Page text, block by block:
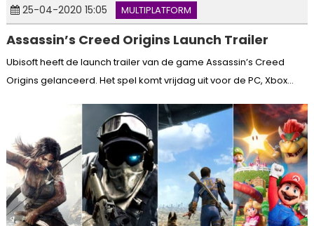
25-04-2020 15:05 MULTIPLATFORM
Assassin’s Creed Origins Launch Trailer
Ubisoft heeft de launch trailer van de game Assassin’s Creed
Origins gelanceerd. Het spel komt vrijdag uit voor de PC, Xbox...